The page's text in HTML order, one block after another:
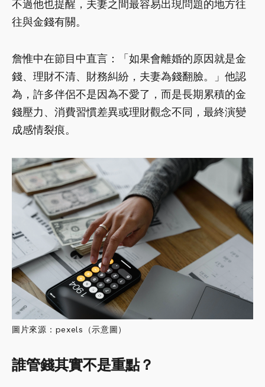
不過他也提醒，夫妻之間最容易出現問題的地方往
往與金錢有關。
詹惟中在節目中直言：「如果會離婚的原因就是金
錢、理財不清、財務糾紛，夫妻為錢翻臉。」他認
為，許多伴侶不是因為不愛了，而是長期累積的金
錢壓力、消費習慣差異或理財觀念不同，最終演變
成感情裂痕。
圖片來源：pexels（示意圖）
誰管錢其實不是重點？